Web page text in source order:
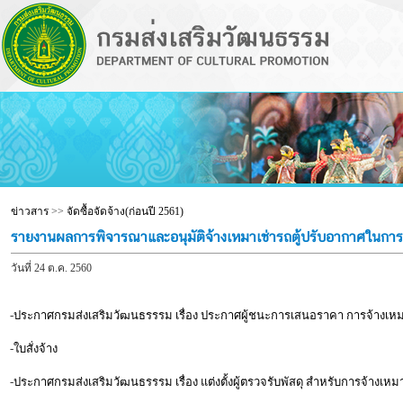
ข่าวสาร>> จัดซื้อจัดจ้าง(ก่อนปี 2561)
รายงานผลการพิจารณาและอนุมัติจ้างเหมาเช่ารถตู้ปรับอากาศในก
วันที่ 24 ต.ค. 2560
-ประกาศกรมส่งเสริมวัฒนธรรรม เรื่อง ประกาศผู้ชนะการเสนอราคา การจ้าง
-ใบสั่งจ้าง
-ประกาศกรมส่งเสริมวัฒนธรรรม เรื่อง แต่งตั้งผู้ตรวจรับพัสดุ สำหรับการจ้างเ